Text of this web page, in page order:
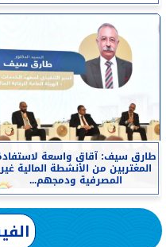
طارق سيف: آقاق واسعة
المغتربين من الأنشطة المالية غير
المصرفية ودمجهم...